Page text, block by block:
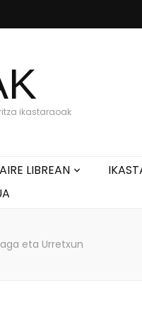
ikastaraoak
AIRE LIBREAN
eta Urretxun